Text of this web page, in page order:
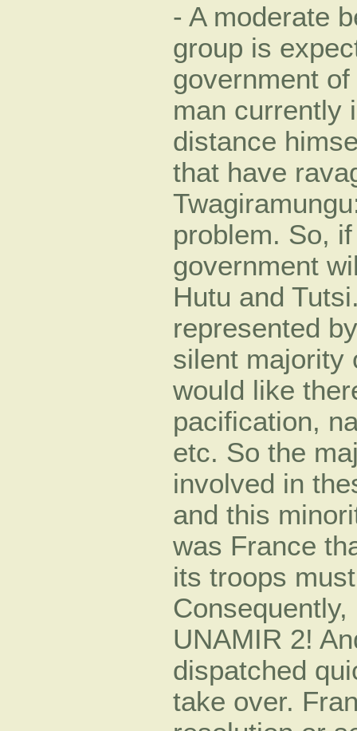
- A moderate
group is
government
man currently
distance
that have
problem. So,
government
Hutu and
represented
silent majority
would like
pacification,
etc. So the
involved in
and this
was France
its troops
UNAMIR 2!
dispatched
take over.